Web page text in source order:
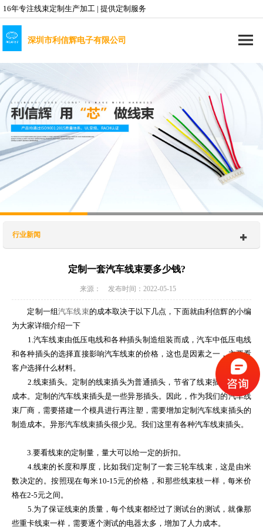
16年专注线束定制生产加工 | 提供定制服务
深圳市利信辉电子有限公司
行业新闻
定制一套汽车线束要多少钱?
来源： 发布时间：2022-05-15
定制一组汽车线束的成本取决于以下几点，下面就由利信辉的小编
为大家详细介绍一下
1.汽车线束由低压电线和各种插头制造组装而成，汽车中低压电线
和各种插头的选择直接影响汽车线束的价格，这也是因素之一，主要看
客户选择什么材料。
2.线束插头。定制的线束插头为普通插头，节省了线束插头的制造
成本。定制的汽车线束插头是一些异形插头。因此，作为我们的汽车线
束厂商，需要搭建一个模具进行再注塑，需要增加定制汽车线束插头的
制造成本。异形汽车线束插头很少见。我们这里有各种汽车线束插头。
3.要看线束的定制量，量大可以给一定的折扣。
4.线束的长度和厚度，比如我们定制了一套三轮车线束，这是由米
数决定的。按照现在每米10-15元的价格，和那些线束枝一样，每米价
格在2-5元之间。
5.为了保证线束的质量，每个线束都经过了测试台的测试，就像那
些重卡线束一样，需要逐个测试的电器太多，增加了人力成本。